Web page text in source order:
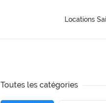
Locations
Toutes les catégories